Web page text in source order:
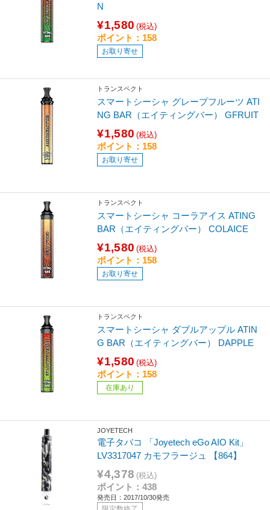
N
¥1,580 (税込)
ポイント：158
お取り寄せ
トランスペクト
スマートシーシャ グレープフルーツ ATI
NG BAR（エイティングバー） GFRUIT
¥1,580 (税込)
ポイント：158
お取り寄せ
トランスペクト
スマートシーシャ コーラアイス ATING
BAR（エイティングバー） COLAICE
¥1,580 (税込)
ポイント：158
お取り寄せ
トランスペクト
スマートシーシャ ダブルアップル ATIN
G BAR（エイティングバー） DAPPLE
¥1,580 (税込)
ポイント：158
在庫あり
JOYETECH
電子タバコ 「Joyetech eGo AIO Kit」
LV3317047 カモフラージュ 【864】
¥4,378 (税込)
ポイント：438
発売日：2017/10/30発売
限定数終了